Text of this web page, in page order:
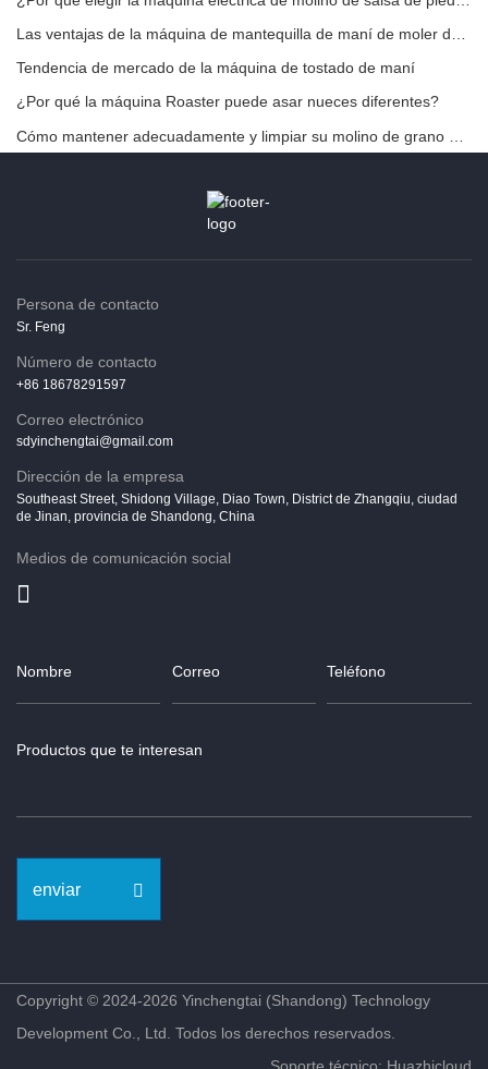
Tendencia de mercado de la máquina de tostado de maní
¿Por qué la máquina Roaster puede asar nueces diferentes?
Persona de contacto
Sr. Feng
Número de contacto
+86 18678291597
Correo electrónico
sdyinchengtai@gmail.com
Dirección de la empresa
Southeast Street, Shidong Village, Diao Town, District de Zhangqiu, ciudad
de Jinan, provincia de Shandong, China
Medios de comunicación social
enviar
Copyright © 2024-2026 Yinchengtai (Shandong) Technology
Development Co., Ltd. Todos los derechos reservados.